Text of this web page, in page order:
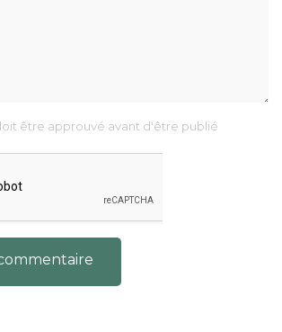
être approuvé avant d'être publié